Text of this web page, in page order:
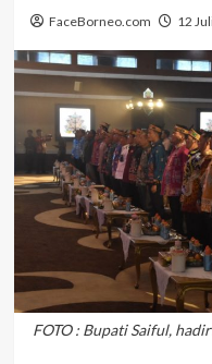
FaceBorneo.com 12
FOTO : Bupati Saiful,